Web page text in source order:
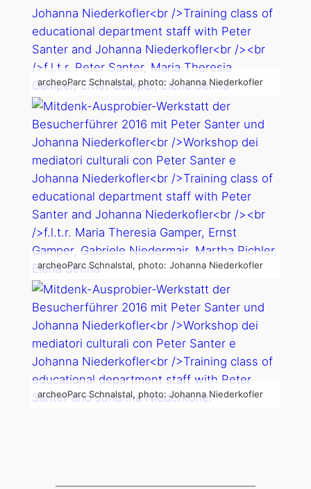
archeoParc Schnalstal, photo: Johanna Niederkofler
archeoParc Schnalstal, photo: Johanna Niederkofler
archeoParc Schnalstal, photo: Johanna Niederkofler